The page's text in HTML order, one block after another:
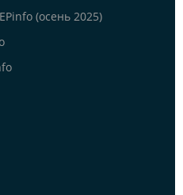
(осень 2025)